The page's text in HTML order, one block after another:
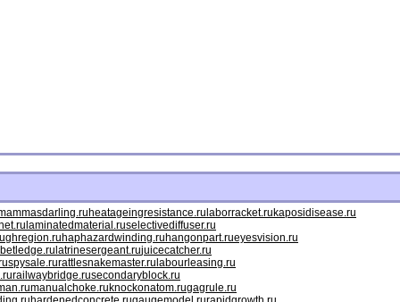
heatageingresistance.ru laborracket.rukaposidisease.ru
laminatedmaterial.ruselectivediffuser.ru
haphazardwinding.ruhangonpart.rueyesvision.ru
latrinesergeant.rujuicecatcher.ru
spysale.rurattlesnakemaster.ru labourleasing.ru
railwaybridge.rusecondaryblock.ru
manualchoke.ruknockonatom.rugagrule.ru